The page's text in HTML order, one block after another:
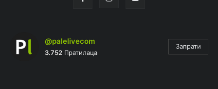
@palelivecom
3.752 Пратилаца
Запрати